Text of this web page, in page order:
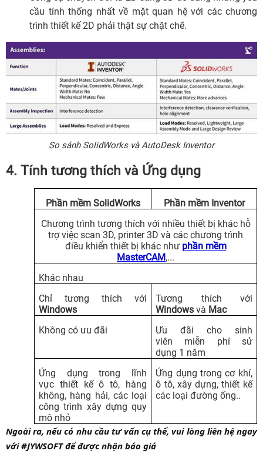
cầu tính thống nhất về mặt quan hệ với các chương
trình thiết kế 2D phải thật sự chặt chẽ.
So sánh SolidWorks và AutoDesk Inventor
4. Tính tương thích và Ứng dụng
Phần mềm SolidWorks
Phần mềm Inventor
Chương trình tương thích với nhiều thiết bị khác hỗ
trợ việc scan 3D, printer 3D và các chương trình
điều khiển thiết bị khác như phần mềm
MasterCAM,...
Khác nhau
Chỉ tương thích với
Windows
Tương thích với
Windows và Mac
Không có ưu đãi
Ưu đãi cho sinh
viên miễn phí sử
dụng 1 năm
Ứng dụng trong lĩnh
vực thiết kế ô tô, hàng
không, hàng hải, các loại
công trình xây dựng quy
mô nhỏ
Ứng dụng trong cơ khí,
ô tô, xây dựng, thiết kế
các loại đường ống..
Ngoài ra, nếu có nhu cầu tư vấn cụ thể, vui lòng liên hệ ngay
với #JYWSOFT để được nhận báo giá